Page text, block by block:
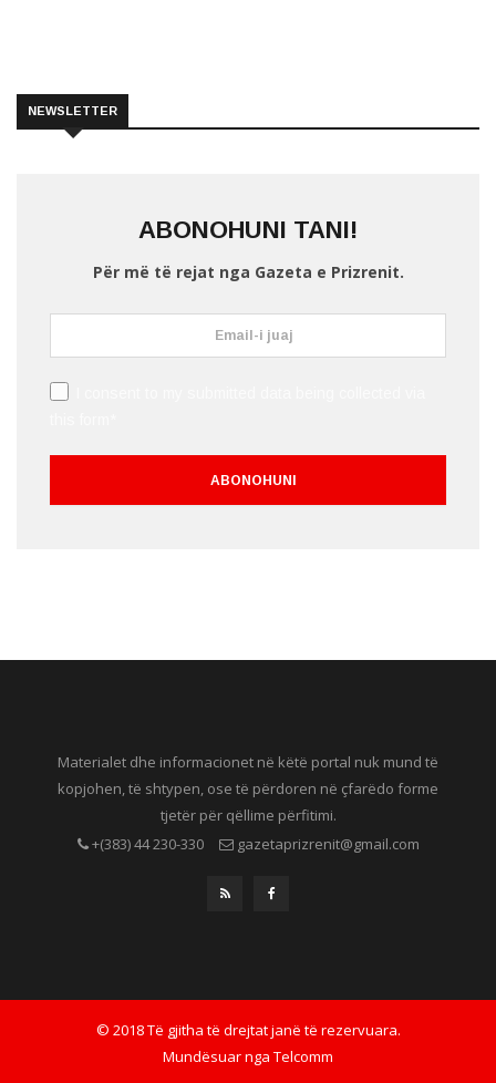
NEWSLETTER
ABONOHUNI TANI!
Për më të rejat nga Gazeta e Prizrenit.
Materialet dhe informacionet në këtë portal nuk mund të
kopjohen, të shtypen, ose të përdoren në çfarëdo forme
tjetër për qëllime përfitimi.
+(383) 44 230-330
gazetaprizrenit@gmail.com
© 2018 Të gjitha të drejtat janë të rezervuara.
Mundësuar nga Telcomm